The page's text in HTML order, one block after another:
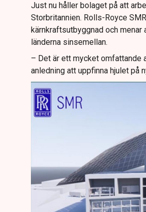
Just nu håller bolaget på att
Storbritannien. Rolls-Royce
kärnkraftsutbyggnad och
länderna sinsemellan.
– Det är ett mycket omfattande
anledning att uppfinna hjulet på